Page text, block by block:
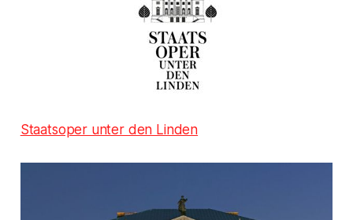
Staatsoper unter den Linden